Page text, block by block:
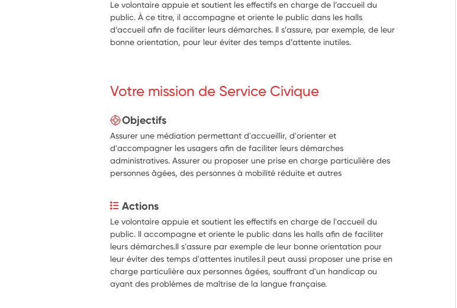
Le volontaire appuie et soutient les effectifs en charge de l’accueil du
public. À ce titre, il accompagne et oriente le public dans les halls
d’accueil afin de faciliter leurs démarches. Il s’assure, par exemple, de leur
bonne orientation, pour leur éviter des temps d’attente inutiles.
Votre mission de Service Civique
Objectifs
Assurer une médiation permettant d'accueillir, d'orienter et
d'accompagner les usagers afin de faciliter leurs démarches
administratives. Assurer ou proposer une prise en charge particulière des
personnes âgées, des personnes à mobilité réduite et autres
Actions
Le volontaire appuie et soutient les effectifs en charge de l'accueil du
public. Il accompagne et oriente le public dans les halls afin de faciliter
leurs démarches.Il s'assure par exemple de leur bonne orientation pour
leur éviter des temps d'attentes inutiles.il peut aussi proposer une prise en
charge particulière aux personnes âgées, souffrant d'un handicap ou
ayant des problèmes de maîtrise de la langue française.